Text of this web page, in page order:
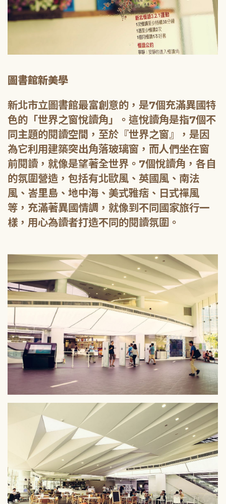
圖書館新美學
新北市立圖書館最富創意的，是7個充滿異國特
色的「世界之窗悅讀角」。這悅讀角是指7個不
同主題的閱讀空間，至於『世界之窗』，是因
為它利用建築突出角落玻璃窗，而人們坐在窗
前閱讀，就像是望著全世界。7個悅讀角，各自
的氛圍營造，包括有北歐風、英國風、南法
風、峇里島、地中海、美式雅痞、日式禪風
等，充滿著異國情調，就像到不同國家旅行一
樣，用心為讀者打造不同的閱讀氛圍。